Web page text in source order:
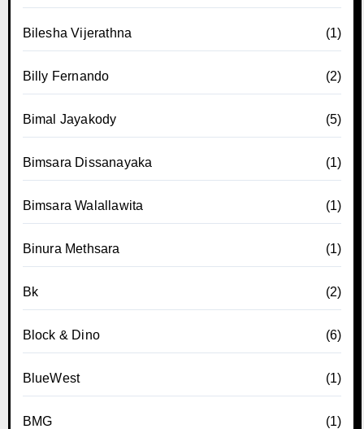
Bilesha Vijerathna (1)
Billy Fernando (2)
Bimal Jayakody (5)
Bimsara Dissanayaka (1)
Bimsara Walallawita (1)
Binura Methsara (1)
Bk (2)
Block & Dino (6)
BlueWest (1)
BMG (1)